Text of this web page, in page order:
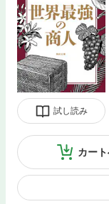
試し読み
カー